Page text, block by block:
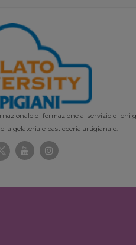
di formazione al servizio di chi
gelateria e pasticceria artigianale.